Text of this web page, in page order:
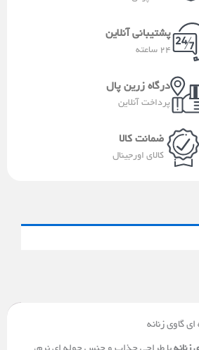
s
a
p
p
-
l
t
پشتیبانی آنلاین
24 ساعته
درگاه زرین پال
پرداخت آنلاین
ضمانت کالا
کالای اورجینال
گاوی زنانه